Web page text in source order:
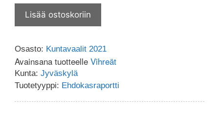
Lisää ostoskoriin
Osasto: Kuntavaalit 2021
Avainsana tuotteelle Vihreät
Kunta: Jyväskylä
Tuotetyyppi: Ehdokasraportti